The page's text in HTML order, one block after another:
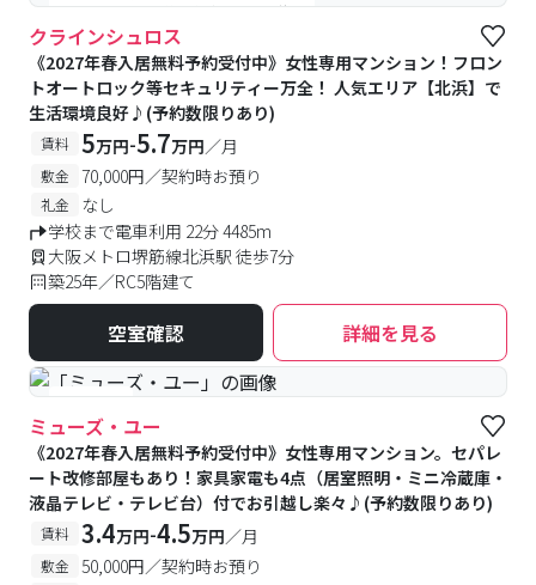
#女性専用 #予約受付中 #空室待ち
クラインシュロス
《2027年春入居無料予約受付中》女性専用マンション！フロン
トオートロック等セキュリティー万全！ 人気エリア【北浜】で
生活環境良好♪(予約数限りあり)
賃料 5万円-5.7万円／月
敷金 70,000円／契約時お預り
礼金
なし
学校まで電車利用 22分 4485m
大阪メトロ堺筋線北浜駅 徒歩7分
築25年／RC5階建て
空室確認 詳細を見る
#女性専用
ミューズ・ユー
《2027年春入居無料予約受付中》女性専用マンション。セパレ
ート改修部屋もあり！家具家電も4点（居室照明・ミニ冷蔵庫・
液晶テレビ・テレビ台）付でお引越し楽々♪(予約数限りあり)
賃料 3.4万円-4.5万円／月
敷金 50,000円／契約時お預り